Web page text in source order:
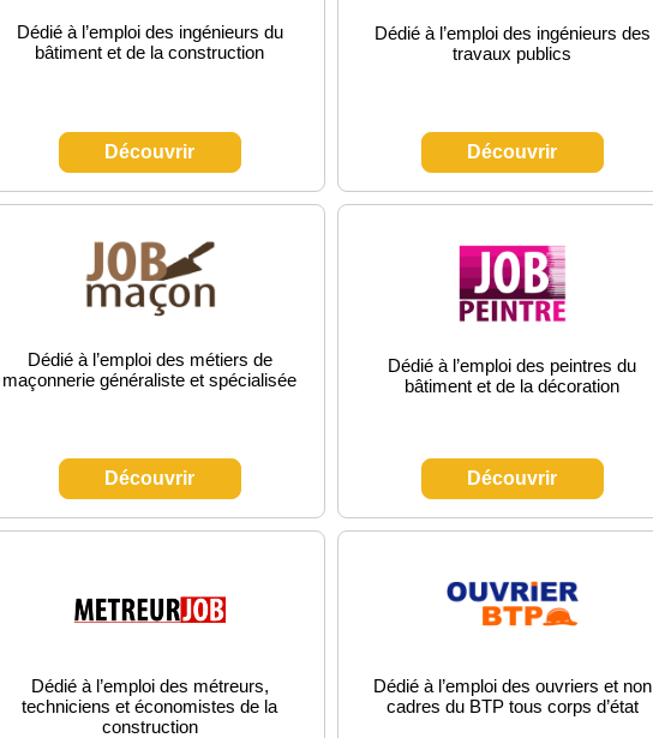
Dédié à l’emploi des ingénieurs du
bâtiment et de la construction
Découvrir
Dédié à l’emploi des ingénieurs des
travaux publics
Découvrir
Dédié à l’emploi des métiers de
maçonnerie généraliste et spécialisée
Découvrir
Dédié à l’emploi des peintres du
bâtiment et de la décoration
Découvrir
Dédié à l’emploi des métreurs,
techniciens et économistes de la
construction
Dédié à l’emploi des ouvriers et non
cadres du BTP tous corps d’état